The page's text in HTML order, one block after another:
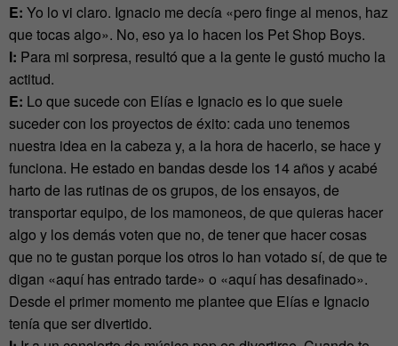
E: Yo lo vi claro. Ignacio me decía «pero finge al menos, haz
que tocas algo». No, eso ya lo hacen los Pet Shop Boys.
I: Para mi sorpresa, resultó que a la gente le gustó mucho la
actitud.
E: Lo que sucede con Elías e Ignacio es lo que suele
suceder con los proyectos de éxito: cada uno tenemos
nuestra idea en la cabeza y, a la hora de hacerlo, se hace y
funciona. He estado en bandas desde los 14 años y acabé
harto de las rutinas de os grupos, de los ensayos, de
transportar equipo, de los mamoneos, de que quieras hacer
algo y los demás voten que no, de tener que hacer cosas
que no te gustan porque los otros lo han votado sí, de que te
digan «aquí has entrado tarde» o «aquí has desafinado».
Desde el primer momento me plantee que Elías e Ignacio
tenía que ser divertido.